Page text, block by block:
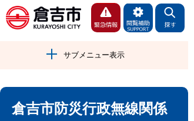
サブメニュー表示
倉吉市防災行政無線関係